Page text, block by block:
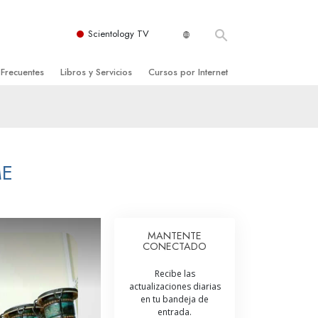
Scientology TV
de Scientology
Libros y Servicios
Introductorias
Iniciales
Cursos por Internet
Ayudas para Enfermedades y Lesiones
La Integridad y la Honestidad
El Matrimonio
La Escala Tonal Emocional
MANTENTE
CONECTADO
Recibe las
actualizaciones diarias
en tu bandeja de
entrada.